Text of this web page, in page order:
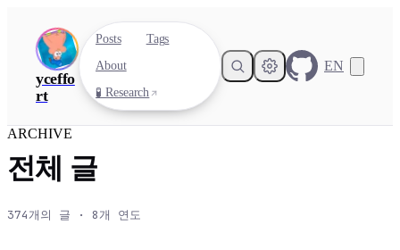
yceffo
rt
Posts
Tags
About
🧪 Research
EN
ARCHIVE
전체 글
374개의 글 · 8개 연도